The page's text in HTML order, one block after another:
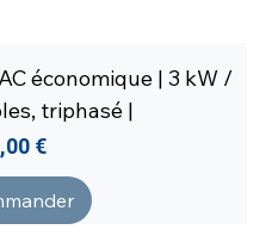
économique | 3 kW /
triphasé |
€